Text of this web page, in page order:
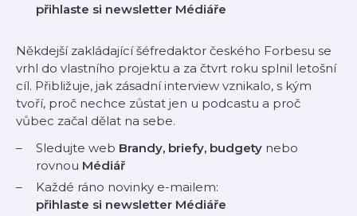
přihlaste si newsletter Médiáře
Někdejší zakládající šéfredaktor českého Forbesu se
vrhl do vlastního projektu a za čtvrt roku splnil letošní
cíl. Přibližuje, jak zásadní interview vznikalo, s kým
tvoří, proč nechce zůstat jen u podcastu a proč
vůbec začal dělat na sebe.
Sledujte web Brandy, briefy, budgety nebo
rovnou Médiář
Každé ráno novinky e-mailem:
přihlaste si newsletter Médiáře